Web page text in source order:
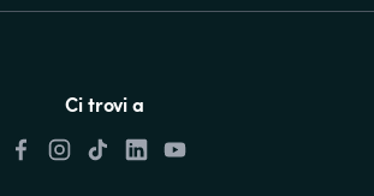
Ci trovi a